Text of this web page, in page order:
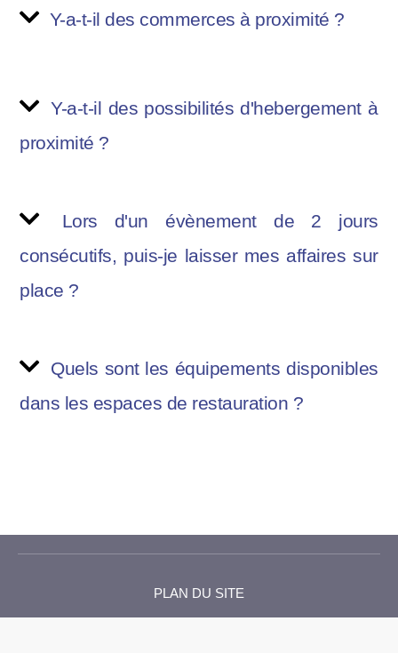
Y-a-t-il des commerces à proximité ?
Y-a-t-il des possibilités d'hebergement à
proximité ?
Lors d'un évènement de 2 jours
consécutifs, puis-je laisser mes affaires sur
place ?
Quels sont les équipements disponibles
dans les espaces de restauration ?
PLAN DU SITE